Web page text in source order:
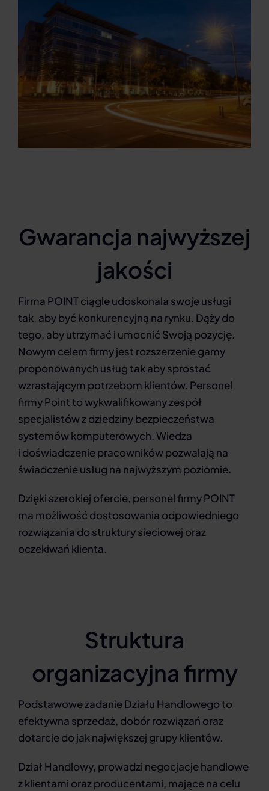
Gwarancja najwyższej
jakości
Firma POINT ciągle udoskonala swoje usługi
tak, aby być konkurencyjną na rynku. Dąży do
tego, aby utrzymać i umocnić Swoją pozycję.
Nowym celem firmy jest rozszerzenie gamy
proponowanych usług tak aby sprostać
wzrastającym potrzebom klientów. Personel
firmy Point to wykwalifikowany zespół
specjalistów z dziedziny bezpieczeństwa
systemów komputerowych. Wiedza
i doświadczenie pracowników pozwalają na
świadczenie usług na najwyższym poziomie.
Dzięki szerokiej ofercie, personel firmy POINT
ma możliwość dostosowania odpowiedniego
rozwiązania do struktury sieciowej oraz
oczekiwań klienta.
Struktura
organizacyjna firmy
Podstawowe zadanie Działu Handlowego to
efektywna sprzedaż, dobór rozwiązań oraz
dotarcie do jak największej grupy klientów.
Dział Handlowy, prowadzi negocjacje handlowe
z klientami oraz producentami, mające na celu